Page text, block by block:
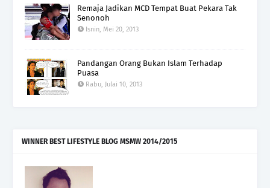
Remaja Jadikan MCD Tempat Buat Pekara Tak
Senonoh
Isnin, Mei 20, 2013
Pandangan Orang Bukan Islam Terhadap
Puasa
Rabu, Julai 10, 2013
WINNER BEST LIFESTYLE BLOG MSMW 2014/2015